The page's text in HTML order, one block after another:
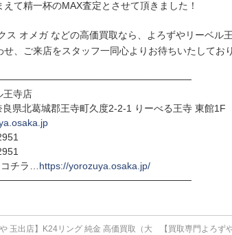
て精一杯のMAX査定とさせて頂きました！
ス オメガ などの高価買取なら、よろずやリーベル
、ご来店をスタッフ一同心よりお待ちいたしてお
王寺店
県北葛城郡王寺町久度2-2-1 りーべる王寺 東館1F
チラ… https://yorozuya.osaka.jp/
玉出店】K24リング 純金 高価買取（大
【買取専門よろず